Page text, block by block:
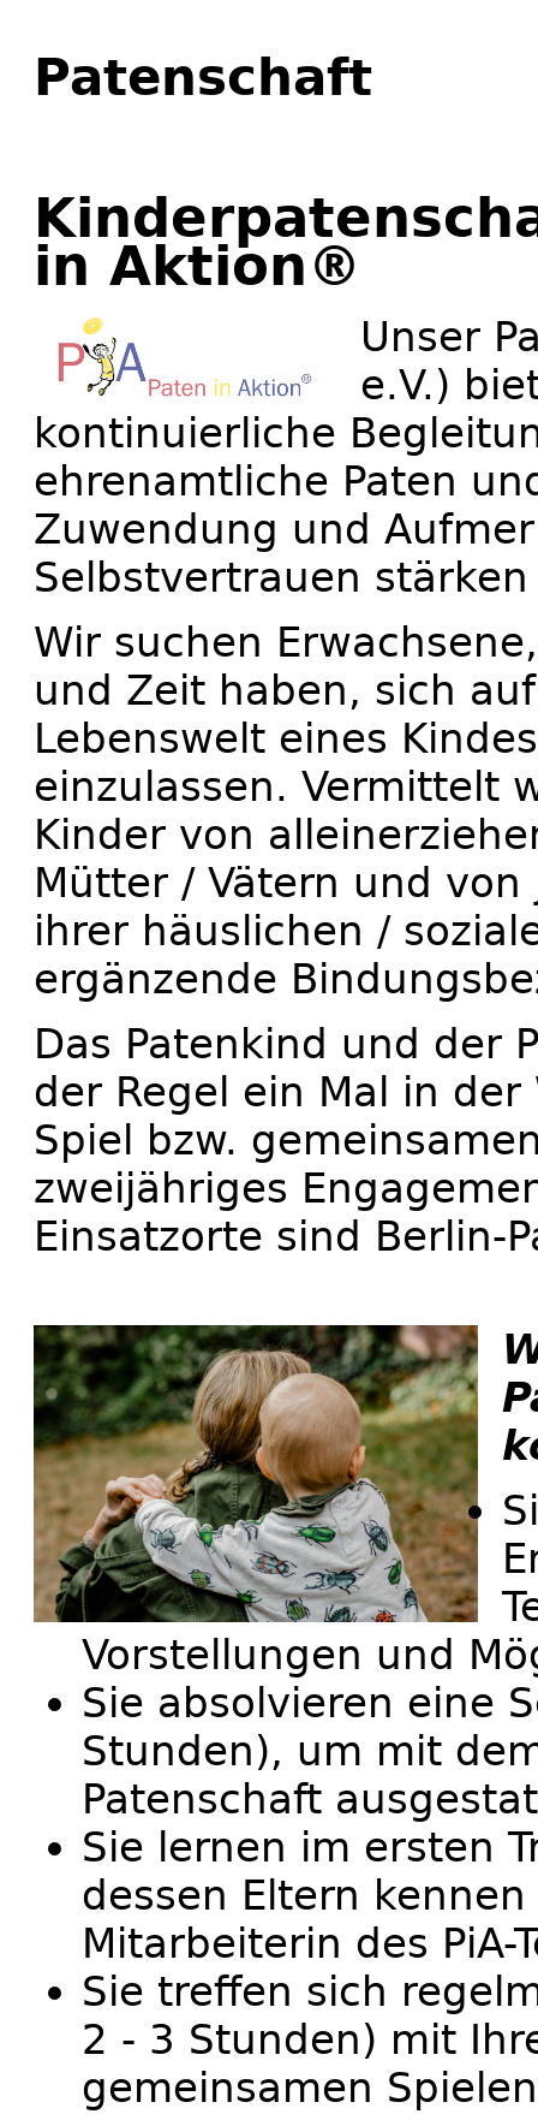
Patenschaft
in Aktion®
Unser
e.V.)
kontinuierliche
ehrenamtliche Paten
Zuwendung und
Selbstvertrauen
Wir suchen
und Zeit haben, sich
Lebenswelt eines Kindes
einzulassen. Vermittelt
Kinder von
Mütter / Vätern und
ihrer häuslichen /
ergänzende
Das Patenkind und der
der Regel ein Mal in
Spiel bzw.
zweijähriges
Einsatzorte sind Berlin-
Vorstellungen und
Sie absolvieren eine
Stunden), um mit
Patenschaft
Sie lernen im ersten
dessen Eltern
Mitarbeiterin des PiA-
Sie treffen sich
2 - 3 Stunden) mit
gemeinsamen